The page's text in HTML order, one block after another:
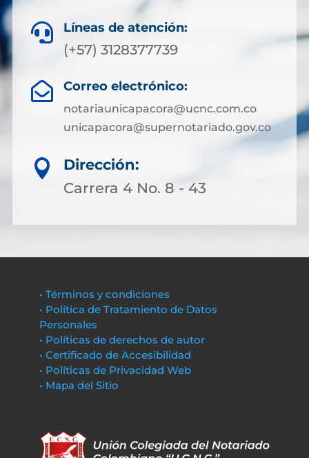
 Líneas de atención:
(+57) 3128377739
 Correo electrónico:
notariaunicapacora@ucnc.com.co
unicapacora@supernotariado.gov.co

Dirección:
Carrera 4 No. 8 - 43
• Términos y condiciones
• Política de Tratamiento de Datos
Personales
• Políticas de derechos de autor
• Certificado de Accesibilidad
• Políticas de Privacidad Web
• Mapa del Sitio